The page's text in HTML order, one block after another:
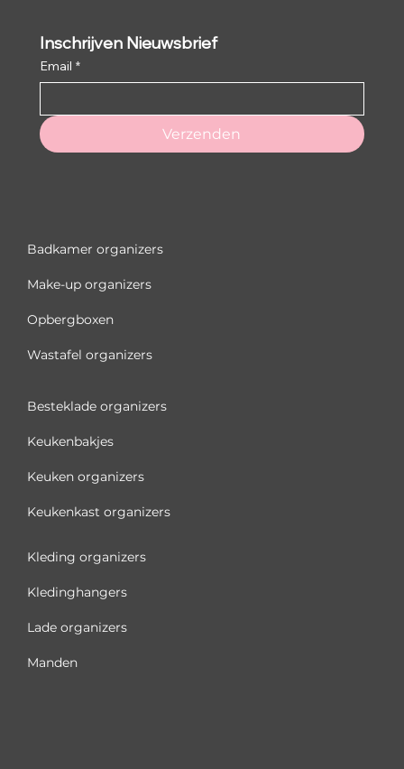
Inschrijven Nieuwsbrief
Email *
Verzenden
Besteklade organizers
Keukenbakjes
Keuken organizers
Keukenkast organizers
Badkamer organizers
Make-up organizers
Opbergboxen
Wastafel organizers
Kleding organizers
Kledinghangers
Lade organizers
Manden